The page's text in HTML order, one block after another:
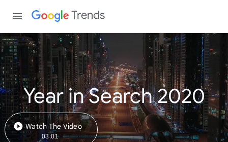
Trends
Year in Search 2020
Watch The Video
03:01